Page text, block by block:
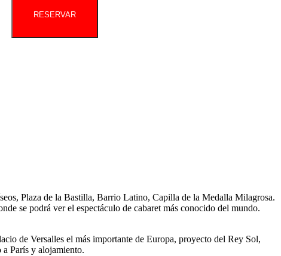
RESERVAR
Plaza de la Bastilla, Barrio Latino, Capilla de la Medalla Milagrosa.
se podrá ver el espectáculo de cabaret más conocido del mundo.
de Versalles el más importante de Europa, proyecto del Rey Sol,
a París y alojamiento.